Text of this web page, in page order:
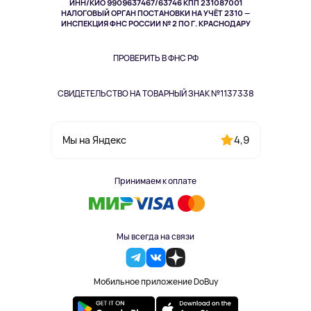
ИНН/КИО 9909637467/63746 КПП 231087001
НАЛОГОВЫЙ ОРГАН ПОСТАНОВКИ НА УЧЁТ 2310 —
ИНСПЕКЦИЯ ФНС РОССИИ № 2 ПО Г. КРАСНОДАРУ
ПРОВЕРИТЬ В ФНС РФ
СВИДЕТЕЛЬСТВО НА ТОВАРНЫЙ ЗНАК №1137338
Мы на Яндекс 4,9
Принимаем к оплате
Мы всегда на связи
Мобильное приложение DoBuy
Здоровье питомцев
Одежда и аксессуары